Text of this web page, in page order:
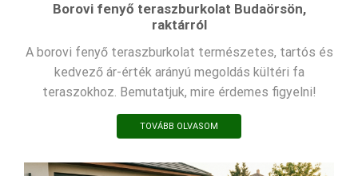
Borovi fenyő teraszburkolat Budaörsön,
raktárról
A borovi fenyő teraszburkolat természetes, tartós és
kedvező ár-érték arányú megoldás kültéri fa
teraszokhoz. Bemutatjuk, mire érdemes figyelni!
TOVÁBB OLVASOM